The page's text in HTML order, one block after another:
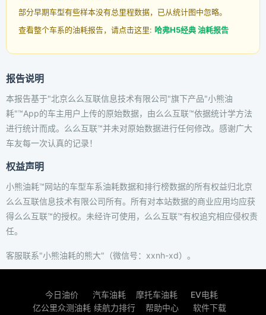
部分早期车型有些样本没有总里程数据，已从统计图中忽略。
查看整个车系的油耗报告，请点击这里: 哈弗H5经典 油耗报告
报告说明
本报告基于"北京么么互联信息技术有限公司"旗下产品"小熊油
耗"™App的车主用户上传的原始数据，由么么互联™依据统计学方法
进行统计而成。么么互联™并未对原始数据进行任何修改。感谢广大
车友每一次认真的记录！
权益声明
小熊油耗™网站的车型车系油耗数据和排行榜数据的所有权益归北京
么么互联信息技术有限公司所有。所有对本站数据的商业应用均应获
得么么互联™的授权。未经许可使用，么么互联™有权追究相应侵权责
任。
客服联系"小熊油耗的熊大"（微信号：xxnh-xd）。
今日油价 汽车油耗 摩托车油耗
EV电耗
亿公里众测油耗 续航力排行 帮助中心 软件下载